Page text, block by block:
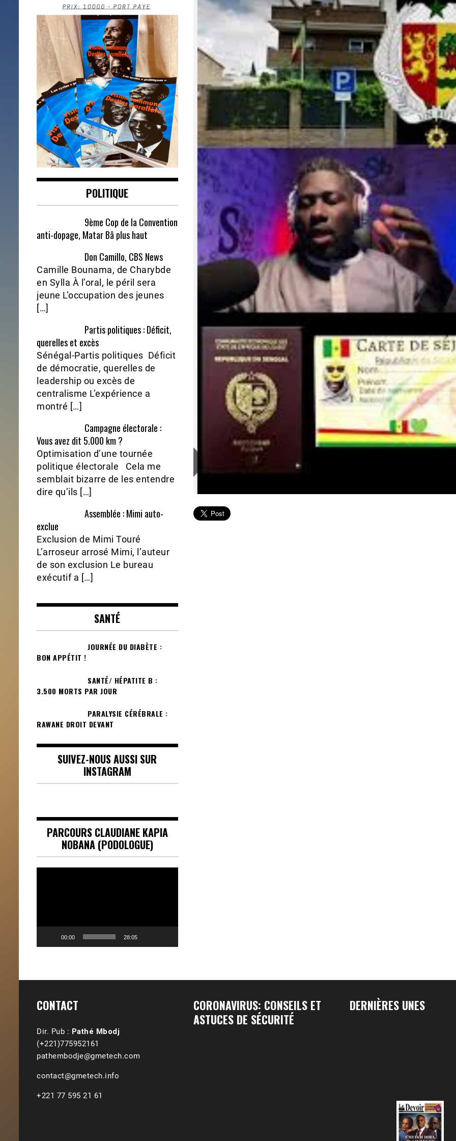
POLITIQUE
9ème Cop de la Convention
anti-dopage, Matar Bâ plus haut
Don Camillo, CBS News
Camille Bounama, de Charybde
en Sylla À l’oral, le péril sera
jeune L’occupation des jeunes
[…]
Partis politiques : Déficit,
querelles et excès
Sénégal-Partis politiques Déficit
de démocratie, querelles de
leadership ou excès de
centralisme L’expérience a
montré […]
Campagne électorale :
Vous avez dit 5.000 km ?
Optimisation d’une tournée
politique électorale Cela me
semblait bizarre de les entendre
dire qu’ils […]
Assemblée : Mimi auto-
exclue
Exclusion de Mimi Touré
L’arroseur arrosé Mimi, l’auteur
de son exclusion Le bureau
exécutif a […]
SANTÉ
JOURNÉE DU DIABÈTE :
BON APPÉTIT !
SANTÉ/ HÉPATITE B :
3.500 MORTS PAR JOUR
PARALYSIE CÉRÉBRALE :
RAWANE DROIT DEVANT
SUIVEZ-NOUS AUSSI SUR
INSTAGRAM
PARCOURS CLAUDIANE KAPIA
NOBANA (PODOLOGUE)
00:00 28:05
CONTACT
Dir. Pub : Pathé Mbodj
(+221)775952161
pathembodje@gmetech.com
contact@gmetech.info
+221 77 595 21 61
CORONAVIRUS: CONSEILS ET
ASTUCES DE SÉCURITÉ
DERNIÈRES UNES